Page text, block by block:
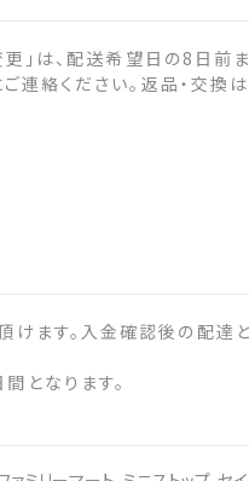
」は、配送希望日の8日前
絡ください。返品・交換
ます。入金確認後の配
となります。